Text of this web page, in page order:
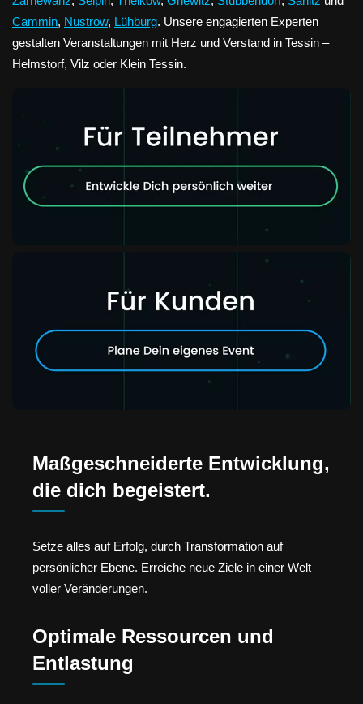
Cammin, Nustrow, Lühburg. Unsere engagierten Experten
gestalten Veranstaltungen mit Herz und Verstand in Tessin –
Helmstorf, Vilz oder Klein Tessin.
Maßgeschneiderte Entwicklung,
die dich begeistert.
Setze alles auf Erfolg, durch Transformation auf
persönlicher Ebene. Erreiche neue Ziele in einer Welt
voller Veränderungen.
Optimale Ressourcen und
Entlastung